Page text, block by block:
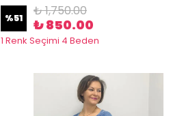
%51 ₺ 1,750.00
₺ 850.00
1 Renk Seçimi 4 Beden